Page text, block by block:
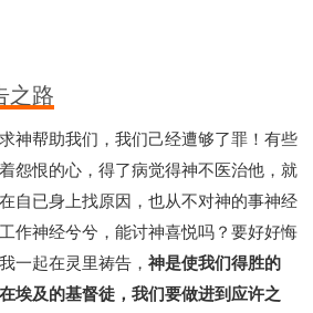
之路
神帮助我们，我们己经遭够了罪！有些
怨恨的心，得了病觉得神不医治他，就
自已身上找原因，也从不对神的事神经
作神经兮兮，能讨神喜悦吗？要好好悔
一起在灵里祷告， 神是使我们得胜的
埃及的基督徒，我们要做进到应许之